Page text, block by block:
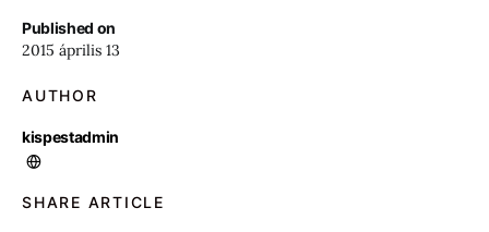
Published on
2015 április 13
AUTHOR
kispestadmin
SHARE ARTICLE